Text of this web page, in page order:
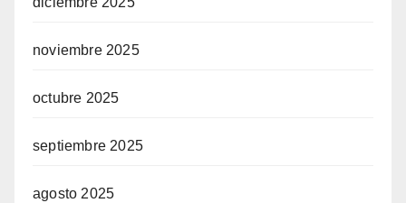
noviembre 2025
octubre 2025
septiembre 2025
agosto 2025